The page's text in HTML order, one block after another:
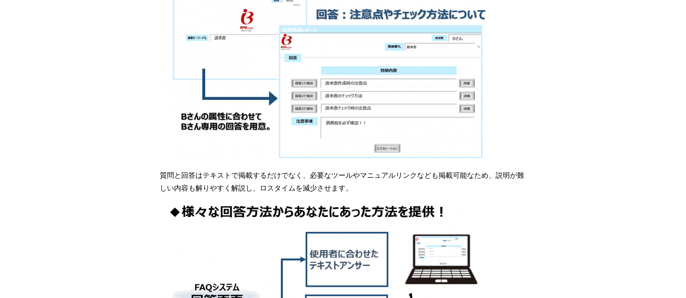
質問と回答はテキストで掲載するだけでなく、必要なツールやマニュアルリンクなども掲載可能なため、説明が難
しい内容も解りやすく解説し、ロスタイムを減少させます。